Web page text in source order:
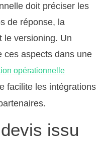
doit préciser les
de réponse, la
le versioning. Un
ces aspects dans une
opérationnelle
facilite les intégrations
issu